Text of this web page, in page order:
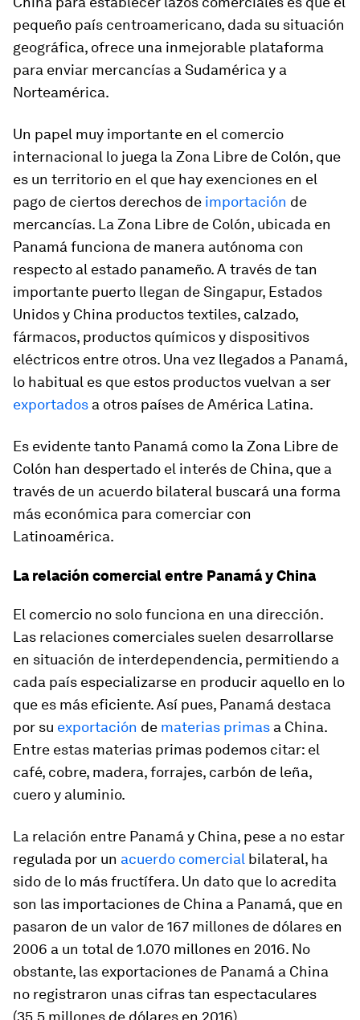
pequeño país centroamericano, dada su situación
geográfica, ofrece una inmejorable plataforma
para enviar mercancías a Sudamérica y a
Norteamérica.
Un papel muy importante en el comercio
internacional lo juega la Zona Libre de Colón, que
es un territorio en el que hay exenciones en el
pago de ciertos derechos de importación de
mercancías. La Zona Libre de Colón, ubicada en
Panamá funciona de manera autónoma con
respecto al estado panameño. A través de tan
importante puerto llegan de Singapur, Estados
Unidos y China productos textiles, calzado,
fármacos, productos químicos y dispositivos
eléctricos entre otros. Una vez llegados a Panamá,
lo habitual es que estos productos vuelvan a ser
exportados a otros países de América Latina.
Es evidente tanto Panamá como la Zona Libre de
Colón han despertado el interés de China, que a
través de un acuerdo bilateral buscará una forma
más económica para comerciar con
Latinoamérica.
La relación comercial entre Panamá y China
El comercio no solo funciona en una dirección.
Las relaciones comerciales suelen desarrollarse
en situación de interdependencia, permitiendo a
cada país especializarse en producir aquello en lo
que es más eficiente. Así pues, Panamá destaca
por su exportación de materias primas a China.
Entre estas materias primas podemos citar: el
café, cobre, madera, forrajes, carbón de leña,
cuero y aluminio.
La relación entre Panamá y China, pese a no estar
regulada por un acuerdo comercial bilateral, ha
sido de lo más fructífera. Un dato que lo acredita
son las importaciones de China a Panamá, que en
pasaron de un valor de 167 millones de dólares en
2006 a un total de 1.070 millones en 2016. No
obstante, las exportaciones de Panamá a China
no registraron unas cifras tan espectaculares
(35,5 millones de dólares en 2016).